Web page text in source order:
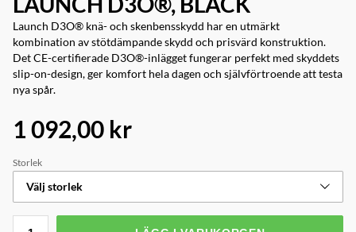
Launch D3O® knä- och skenbensskydd har en utmärkt
kombination av stötdämpande skydd och prisvärd konstruktion.
Det CE-certifierade D3O®-inlägget fungerar perfekt med skyddets
slip-on-design, ger komfort hela dagen och självförtroende att testa
nya spår.
1 092,00 kr
Storlek
Välj storlek